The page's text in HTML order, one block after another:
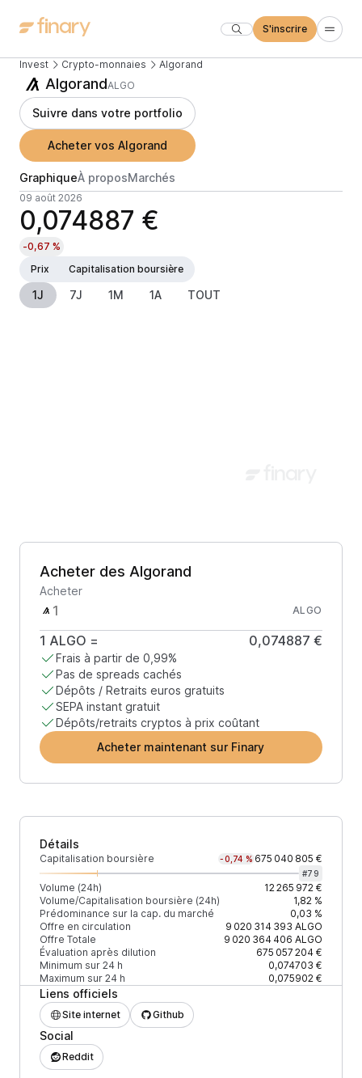
S'inscrire
Invest Crypto-monnaies Algorand
AlgorandALGO
Suivre dans votre portfolio
Acheter vos Algorand
GraphiqueÀ proposMarchés
09 août 2026
0,074887 €
-0,67 %
Prix
Capitalisation boursière
1J 7J 1M 1A TOUT
Acheter des Algorand
Acheter
ALGO
1 ALGO = 0,074887 €
Frais à partir de 0,99%
Pas de spreads cachés
Dépôts / Retraits euros gratuits
SEPA instant gratuit
Dépôts/retraits cryptos à prix coûtant
Acheter maintenant sur Finary
Détails
Capitalisation boursière -0,74 % 675 040 805 €
#79
Volume (24h)
12 265 972 €
Volume/Capitalisation boursière (24h)
1,82 %
Prédominance sur la cap. du marché
0,03 %
Offre en circulation
9 020 314 393 ALGO
Offre Totale
9 020 364 406 ALGO
Évaluation après dilution
675 057 204 €
Minimum sur 24 h
0,074703 €
Maximum sur 24 h
0,075902 €
Liens officiels
Site internet Github
Social
Reddit